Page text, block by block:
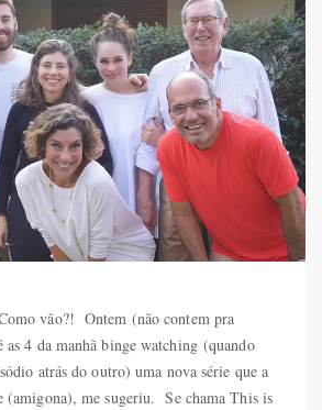
vão?! Ontem (não contem pra
4 da manhã binge watching (quando
atrás do outro) uma nova série que a
(amigona), me sugeriu. Se chama This is